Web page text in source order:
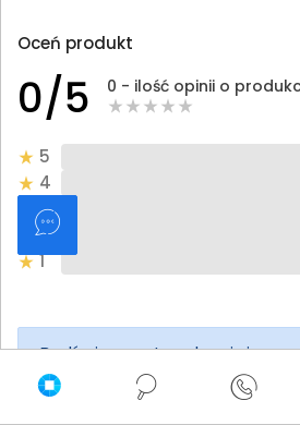
Oceń produkt
0/5 0 - ilość opinii o
5
4
3
2
1
Bądź pierwszy! - zaloguj się na
zakupiony produkt.